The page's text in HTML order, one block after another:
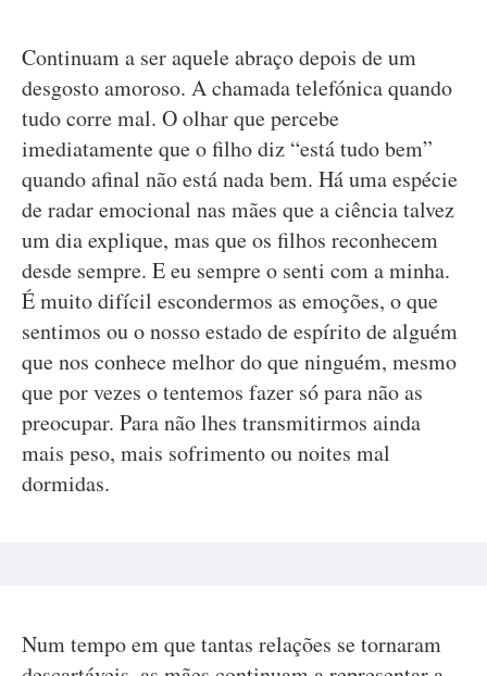
Continuam a ser aquele abraço depois de um
desgosto amoroso. A chamada telefónica quando
tudo corre mal. O olhar que percebe
imediatamente que o filho diz “está tudo bem”
quando afinal não está nada bem. Há uma espécie
de radar emocional nas mães que a ciência talvez
um dia explique, mas que os filhos reconhecem
desde sempre. E eu sempre o senti com a minha.
É muito difícil escondermos as emoções, o que
sentimos ou o nosso estado de espírito de alguém
que nos conhece melhor do que ninguém, mesmo
que por vezes o tentemos fazer só para não as
preocupar. Para não lhes transmitirmos ainda
mais peso, mais sofrimento ou noites mal
dormidas.
Num tempo em que tantas relações se tornaram